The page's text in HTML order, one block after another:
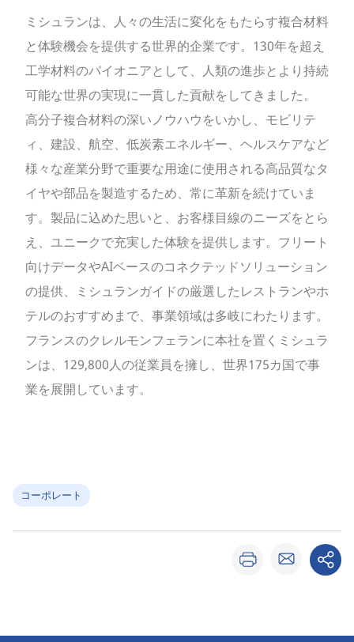
ミシュランは、人々の生活に変化をもたらす複合材料
と体験機会を提供する世界的企業です。130年を超え
工学材料のパイオニアとして、人類の進歩とより持続
可能な世界の実現に一貫した貢献をしてきました。
高分子複合材料の深いノウハウをいかし、モビリテ
ィ、建設、航空、低炭素エネルギー、ヘルスケアなど
様々な産業分野で重要な用途に使用される高品質なタ
イヤや部品を製造するため、常に革新を続けていま
す。製品に込めた思いと、お客様目線のニーズをとら
え、ユニークで充実した体験を提供します。フリート
向けデータやAIベースのコネクテッドソリューション
の提供、ミシュランガイドの厳選したレストランやホ
テルのおすすめまで、事業領域は多岐にわたります。
フランスのクレルモンフェランに本社を置くミシュラ
ンは、129,800人の従業員を擁し、世界175カ国で事
業を展開しています。
コーポレート